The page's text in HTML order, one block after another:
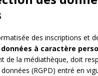
des inscriptions et
données à caractère
de la médiathèque, doit
(RGPD) entré en